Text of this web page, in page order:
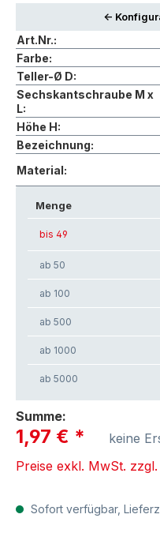
<-
Art.Nr.:
Farbe:
Teller-Ø D:
Sechskantschraube M x
L:
Höhe H:
Bezeichnung:
Material:
Menge
bis 49
ab 50
ab 100
ab 500
ab 1000
ab 5000
Summe:
1,97 € *
keine
Preise exkl. MwSt.
Sofort verfügbar,